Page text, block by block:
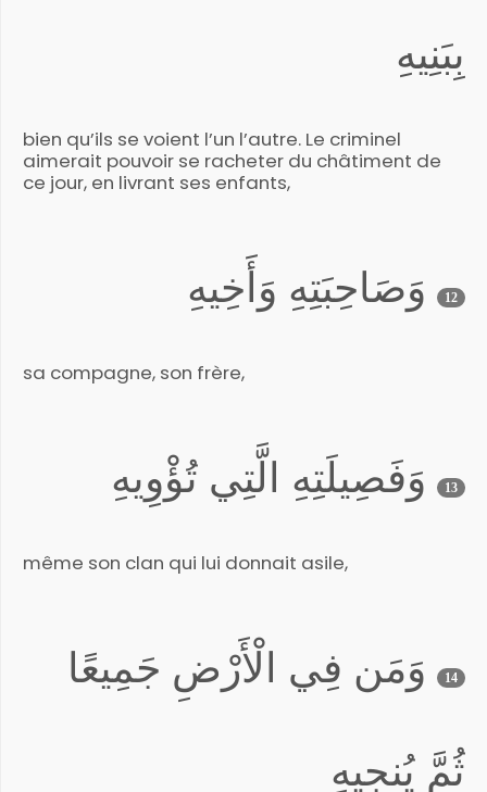
بِبَنِيهِ
bien qu’ils se voient l’un l’autre. Le criminel
aimerait pouvoir se racheter du châtiment de
ce jour, en livrant ses enfants,
12 وَصَاحِبَتِهِ وَأَخِيهِ
sa compagne, son frère,
13 وَفَصِيلَتِهِ الَّتِي تُؤْوِيهِ
même son clan qui lui donnait asile,
14 وَمَن فِي الْأَرْضِ جَمِيعًا
ثُمَّ يُنجِيهِ